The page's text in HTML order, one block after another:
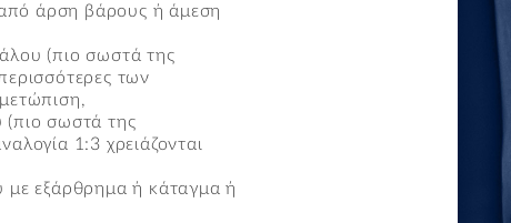
από άρση βάρους ή άμεση
(πιο σωστά της
των
σωστά της
1:3 χρειάζονται
με εξάρθρημα ή κάταγμα ή